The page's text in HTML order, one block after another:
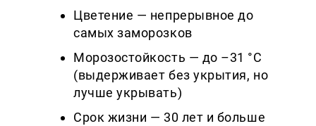
Цветение — непрерывное до
самых заморозков
Морозостойкость — до –31 °C
(выдерживает без укрытия, но
лучше укрывать)
Срок жизни — 30 лет и больше